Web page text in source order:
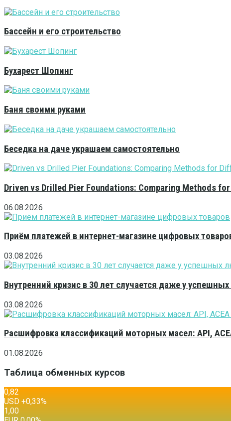
Бассейн и его строительство
Бухарест Шопинг
Баня своими руками
Беседка на даче украшаем самостоятельно
Driven vs Drilled Pier Foundations: Comparing Methods
06.08.2026
Приём платежей в интернет-магазине цифровых
03.08.2026
Внутренний кризис в 30 лет случается даже у
03.08.2026
Расшифровка классификаций моторных масел: API,
01.08.2026
Таблица обменных курсов
0,82
USD +0,33%
1,00